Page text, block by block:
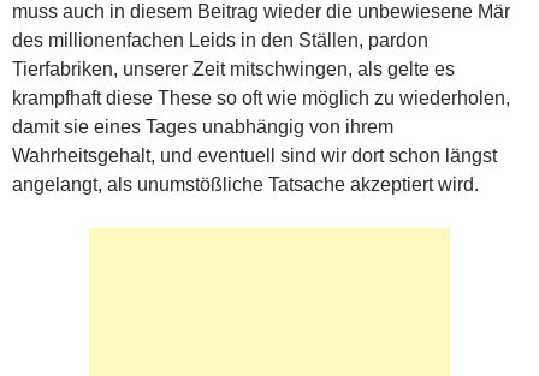
muss auch in diesem Beitrag wieder die unbewiesene Mär
des millionenfachen Leids in den Ställen, pardon
Tierfabriken, unserer Zeit mitschwingen, als gelte es
krampfhaft diese These so oft wie möglich zu wiederholen,
damit sie eines Tages unabhängig von ihrem
Wahrheitsgehalt, und eventuell sind wir dort schon längst
angelangt, als unumstößliche Tatsache akzeptiert wird.